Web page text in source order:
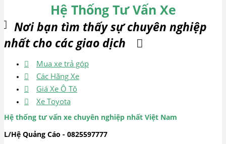
Hệ Thống Tư Vấn Xe
Nơi bạn tìm thấy sự chuyên nghiệp
nhất cho các giao dịch
Mua xe trả góp
Các Hãng Xe
Giá Xe Ô Tô
Xe Toyota
Hệ thống tư vấn xe chuyên nghiệp nhất Việt Nam
L/Hệ Quảng Cáo - 0825597777